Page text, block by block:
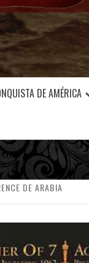
DE AMÉRICA
DE ARABIA